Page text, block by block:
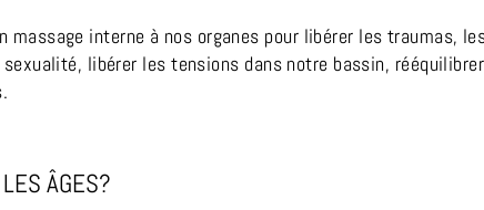
massage interne à nos organes pour libérer les traumas,
libérer les tensions dans notre bassin,
ÂGES?